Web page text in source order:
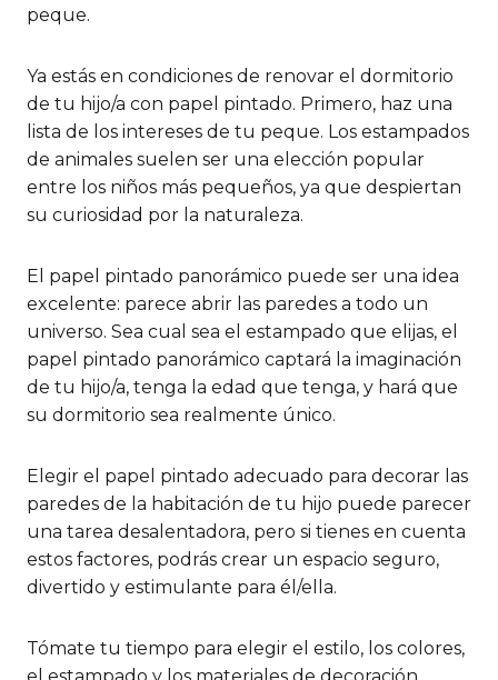
peque.
Ya estás en condiciones de renovar el dormitorio
de tu hijo/a con papel pintado. Primero, haz una
lista de los intereses de tu peque. Los estampados
de animales suelen ser una elección popular
entre los niños más pequeños, ya que despiertan
su curiosidad por la naturaleza.
El papel pintado panorámico puede ser una idea
excelente: parece abrir las paredes a todo un
universo. Sea cual sea el estampado que elijas, el
papel pintado panorámico captará la imaginación
de tu hijo/a, tenga la edad que tenga, y hará que
su dormitorio sea realmente único.
Elegir el papel pintado adecuado para decorar las
paredes de la habitación de tu hijo puede parecer
una tarea desalentadora, pero si tienes en cuenta
estos factores, podrás crear un espacio seguro,
divertido y estimulante para él/ella.
Tómate tu tiempo para elegir el estilo, los colores,